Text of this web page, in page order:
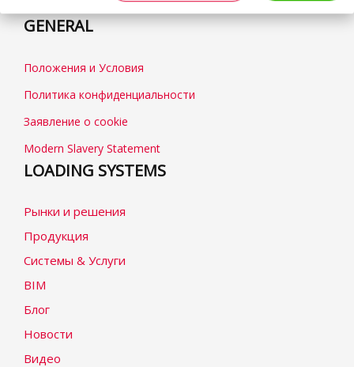
GENERAL
Положения и Условия
Политика конфиденциальности
Заявление о cookie
Modern Slavery Statement
LOADING SYSTEMS
Рынки и решения
Продукция
Системы & Услуги
BIM
Блог
Новости
Видео